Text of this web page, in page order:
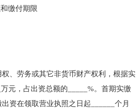
缴付期限
、劳务或其它非货币财产权利，根据实
元，占出资总额的_____%。首期实缴
资在领取营业执照之日起______个月